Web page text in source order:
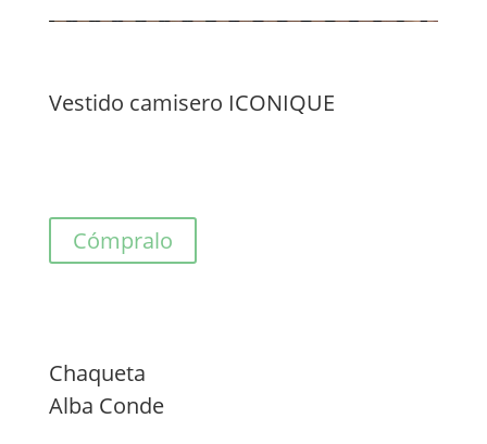
Vestido camisero ICONIQUE
Cómpralo
Chaqueta
Alba Conde